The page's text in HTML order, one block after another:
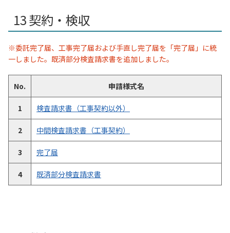
契約・検収
※委託完了届、工事完了届および手直し完了届を「完了届」に統
一しました。既済部分検査請求書を追加しました。
No. 申請様式名
1 検査請求書（工事契約以外）
2 中間検査請求書（工事契約）
3 完了届
4 既済部分検査請求書